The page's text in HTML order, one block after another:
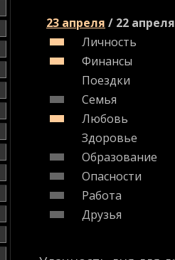
23 апреля / 22 апреля
Личность
Финансы
Поездки
Семья
Любовь
Здоровье
Образование
Опасности
Работа
Друзья